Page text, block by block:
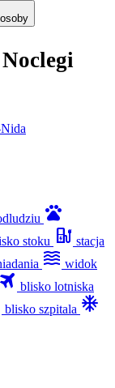
Noclegi
pets
stoku ev_station stacja
waves widok
travel blisko lotniska
blisko szpitala mode_cool